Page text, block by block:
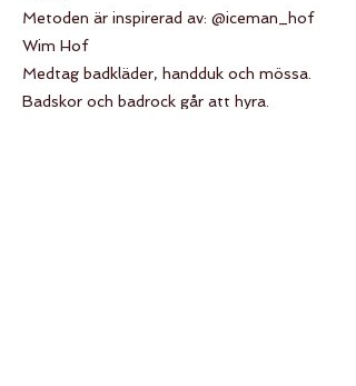
Metoden är inspirerad av: @iceman_hof
Wim Hof
Medtag badkläder, handduk och mössa.
Badskor och badrock går att hyra.